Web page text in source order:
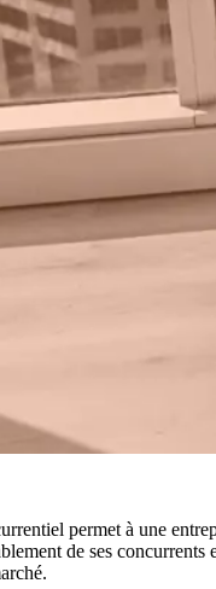
permet à une
de ses concurrents